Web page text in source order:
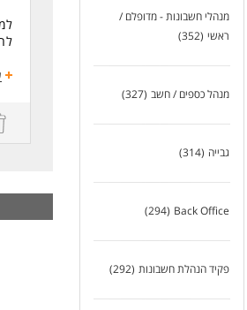
מנהלי חשבונות - מדופלם /
ראשי (352)
מנהל כספים / חשב (327)
גבייה (314)
Back Office
(294)
פקיד הנהלת חשבונות (292)
א-ה
שכר